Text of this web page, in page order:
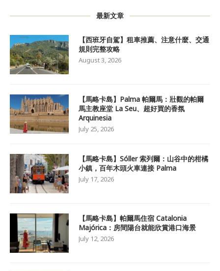
最新文章
【西班牙自駕】租車推薦、注意什麼、交通
規則完整攻略
August 3, 2026
【馬略卡島】Palma 帕爾馬：壯觀的帕爾
馬主教座堂 La Seu、超好買的香氛
Arquinesia
July 25, 2026
【馬略卡島】Sóller 索列爾：山谷中的柑橘
小鎮，百年木頭火車連接 Palma
July 17, 2026
【馬略卡島】帕爾馬住宿 Catalonia
Majórica：房間陽台就能欣賞港口海景
July 12, 2026